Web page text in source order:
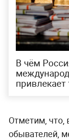
В чём
Отметим, что,
обывателей,